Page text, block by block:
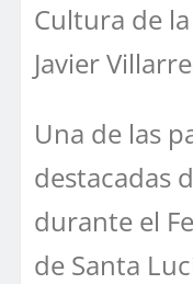
Cultura de
Javier
Una de las
destacadas
durante el
de Santa